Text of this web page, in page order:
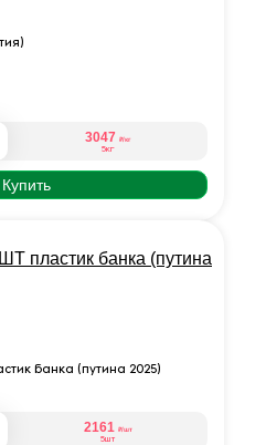
3047 ₽/кг
5кг
Купить
банка (путина 2025)
2161 ₽/шт
5шт